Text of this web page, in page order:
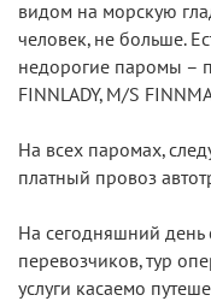
видом на морскую
человек, не больше.
недорогие паромы –
FINNLADY, M/S
На всех паромах,
платный провоз
На сегодняшний день
перевозчиков, тур
услуги касаемо